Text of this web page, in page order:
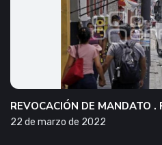
REVOCACIÓN DE MANDATO
22 de marzo de 2022